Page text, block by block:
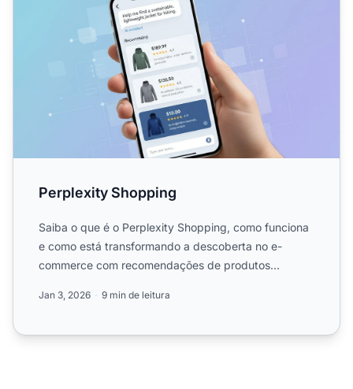
Perplexity Shopping
Saiba o que é o Perplexity Shopping, como funciona
e como está transformando a descoberta no e-
commerce com recomendações de produtos
Jan 3, 2026 9 min de leitura